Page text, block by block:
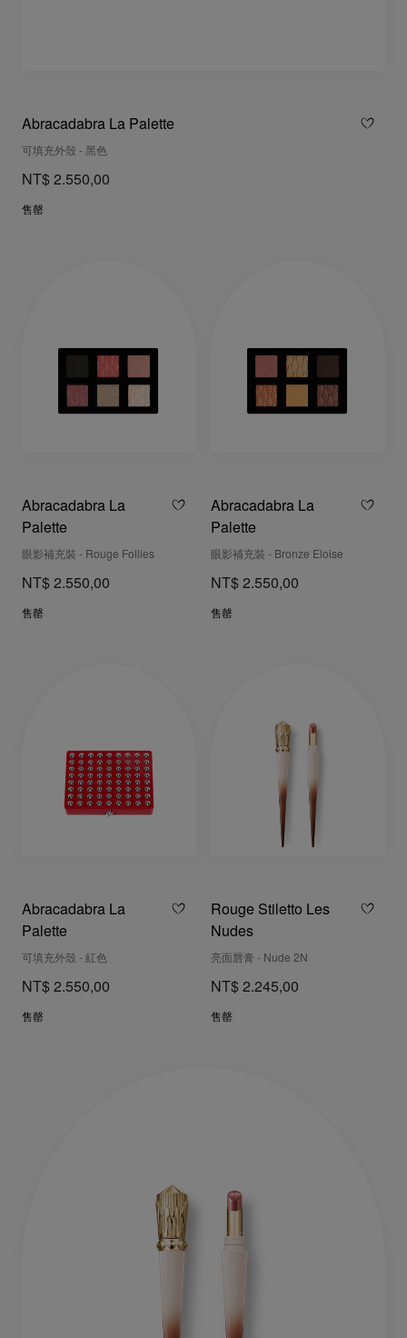
Abracadabra La Palette
可填充外殼 - 黑色
NT$ 2.550,00
售罄
Abracadabra La
Palette
眼影補充裝 - Rouge Follies
NT$ 2.550,00
售罄
Abracadabra La
Palette
眼影補充裝 - Bronze Eloise
NT$ 2.550,00
售罄
Abracadabra La
Palette
可填充外殼 - 紅色
NT$ 2.550,00
售罄
Rouge Stiletto Les
Nudes
亮面唇膏 - Nude 2N
NT$ 2.245,00
售罄